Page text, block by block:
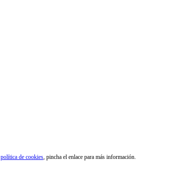
política de cookies, pincha el enlace para más información.